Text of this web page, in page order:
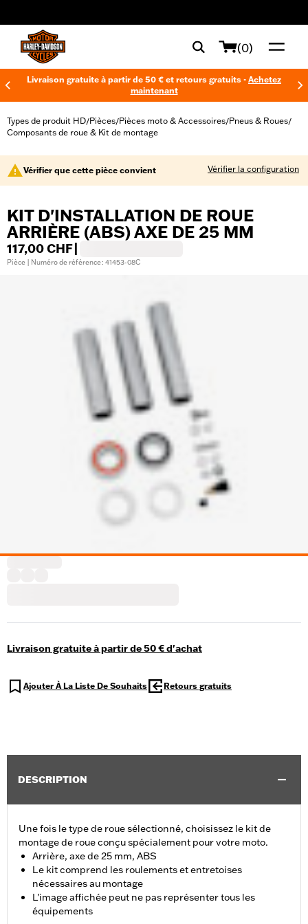
(0)
Livraison gratuite à partir de 50 € et retours gratuits - Achetez
maintenant
Types de produit HD/Pièces/Pièces moto & Accessoires/Pneus & Roues/
Composants de roue & Kit de montage
Vérifier que cette pièce convient Vérifier la configuration
KIT D'INSTALLATION DE ROUE
ARRIÈRE (ABS) AXE DE 25 MM
117,00 CHF
Pièce | Numéro de référence : 41453-08C
Livraison gratuite à partir de 50 € d'achat
Ajouter À La Liste De Souhaits Retours gratuits
DESCRIPTION
Une fois le type de roue sélectionné, choisissez le kit de
montage de roue conçu spécialement pour votre moto.
Arrière, axe de 25 mm, ABS
Le kit comprend les roulements et entretoises
nécessaires au montage
L'image affichée peut ne pas représenter tous les
équipements